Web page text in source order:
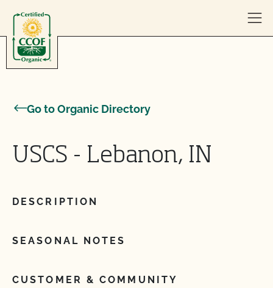
Go to Organic Directory
USCS - Lebanon, IN
DESCRIPTION
SEASONAL NOTES
CUSTOMER & COMMUNITY